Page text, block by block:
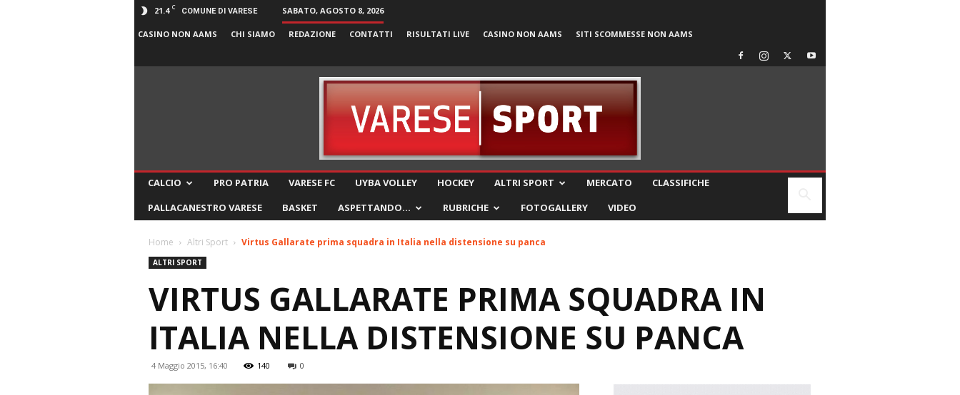
21.4 C COMUNE DI VARESE SABATO, AGOSTO 8, 2026
CASINO NON AAMS CHI SIAMO REDAZIONE CONTATTI RISULTATI LIVE CASINO NON AAMS SITI SCOMMESSE NON AAMS
CALCIO PRO PATRIA VARESE FC UYBA VOLLEY HOCKEY ALTRI SPORT MERCATO
CLASSIFICHE
PALLACANESTRO VARESE
BASKET ASPETTANDO… RUBRICHE FOTOGALLERY VIDEO
Home Altri Sport Virtus Gallarate prima squadra in Italia nella distensione su panca
ALTRI SPORT
VIRTUS GALLARATE PRIMA SQUADRA IN
ITALIA NELLA DISTENSIONE SU PANCA
4 Maggio 2015, 16:40 140 0